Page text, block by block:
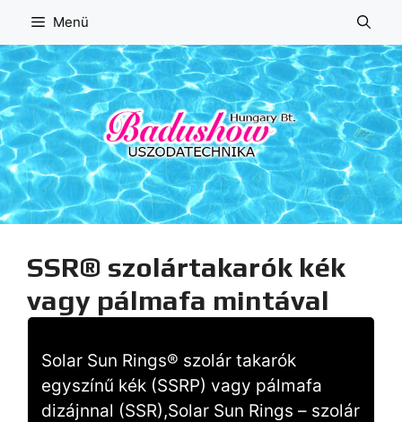
tartalomba
Menü
SSR® szolártakarók kék
vagy pálmafa mintával
Solar Sun Rings® szolár takarók
egyszínű kék (SSRP) vagy pálmafa
dizájnnal (SSR),Solar Sun Rings – szolár